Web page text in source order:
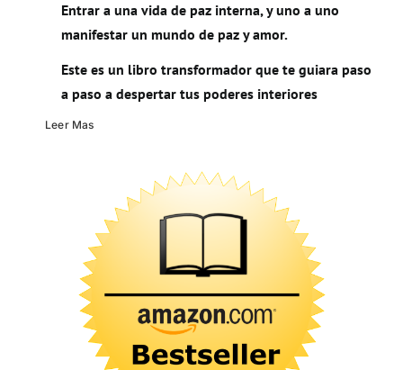
Entrar a una vida de paz interna, y uno a uno
manifestar un mundo de paz y amor.
Este es un libro transformador que te guiara paso
a paso a despertar tus poderes interiores
Leer Mas